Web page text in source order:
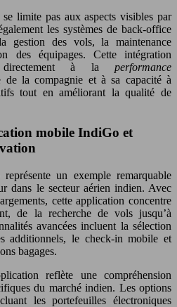
limite pas aux aspects visibles par
les systèmes de back-office
gestion des vols, la maintenance
des équipages. Cette intégration
directement à la performance
de la compagnie et à sa capacité à
tout en améliorant la qualité de
mobile IndiGo et
un exemple remarquable
dans le secteur aérien indien. Avec
cette application concentre
de la recherche de vols jusqu’à
avancées incluent la sélection
additionnels, le check-in mobile et
bagages.
reflète une compréhension
du marché indien. Les options
les portefeuilles électroniques